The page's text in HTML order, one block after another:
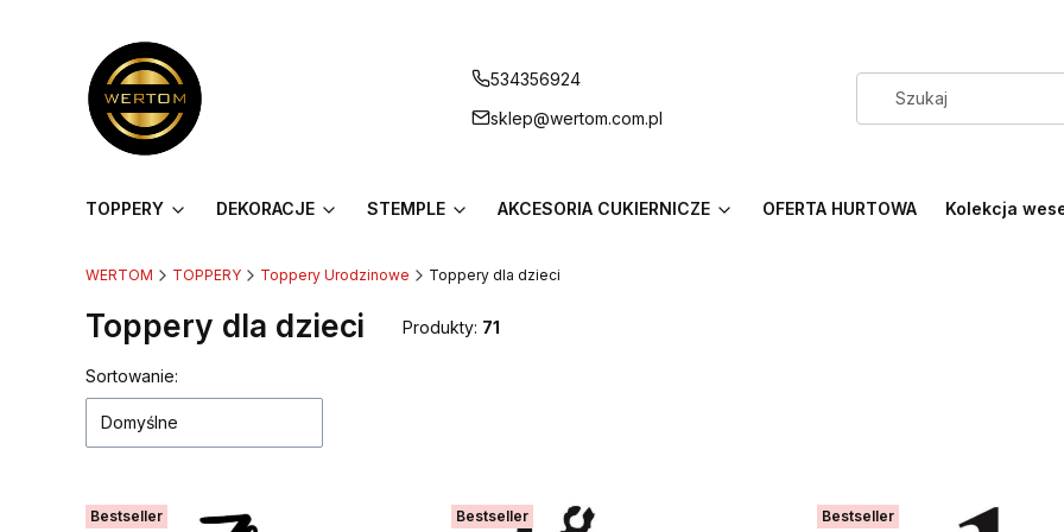
534356924
sklep@wertom.com.pl
TOPPERY DEKORACJE STEMPLE AKCESORIA CUKIERNICZE OFERTA HURTOWA Kolekcja
WERTOM TOPPERY Toppery Urodzinowe Toppery dla dzieci
Toppery dla dzieci Produkty: 71
Lista produktów
Sortowanie:
Domyślne
Bestseller Bestseller Bestseller